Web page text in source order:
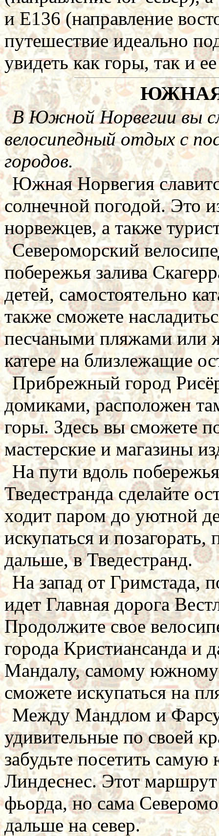
и Е136 (направление
путешествие идеально
увидеть как горы, так и
В Южной Норвегии вы
велосипедный отдых с
городов.
Южная Норвегия
солнечной погодой. Это
норвежцев, а также
Североморский
побережья залива
детей, самостоятельно
также сможете
песчаными пляжами или
катере на близлежащие
Прибрежный город
домиками, расположен
горы. Здесь вы сможете
мастерские и магазины
На пути вдоль
Тведестранда сделайте
ходит паром до уютной
искупаться и
дальше, в Тведестранд.
На запад от Гримстада,
идет Главная дорога
Продолжите свое
города Кристиансанда и
Мандалу, самому южному
сможете искупаться на
Между Мандлом и
удивительные по своей
забудьте посетить
Линдеснес. Этот маршрут
фьорда, но сама
дальше на север.